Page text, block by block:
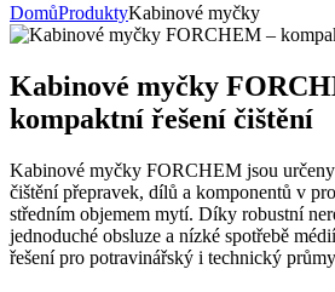
DomůProduktyKabinové myčky
Kabinové myčky
kompaktní řešení čištění
Kabinové myčky FORCHEM jsou
čištění přepravek, dílů a komponentů v
středním objemem mytí. Díky robustní
jednoduché obsluze a nízké spotřebě
řešení pro potravinářský i technický